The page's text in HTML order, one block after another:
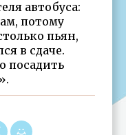
автобуса:
потому
пьян,
в сдаче.
посадить